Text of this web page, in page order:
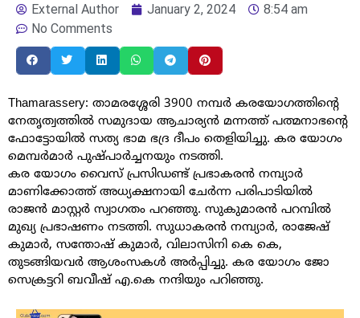
External Author January 2, 2024
8:54 am
No Comments
Thamarassery: താമരശ്ശേരി 3900 നമ്പർ കരയോഗത്തിന്റെ
നേതൃത്വത്തിൽ സമുദായ ആചാര്യൻ മന്നത്ത് പത്മനാഭന്റെ
ഫോട്ടോയിൽ സത്യ ഭാമ ഭദ്ര ദീപം തെളിയിച്ചു. കര യോഗം
മെമ്പർമാർ പുഷ്പാർച്ചനയും നടത്തി.
കര യോഗം വൈസ് പ്രസിഡണ്ട് പ്രഭാകരൻ നമ്പ്യാർ
മാണിക്കോത്ത് അധ്യക്ഷനായി ചേർന്ന പരിപാടിയിൽ
രാജൻ മാസ്റ്റർ സ്വാഗതം പറഞ്ഞു. സുകുമാരൻ പറമ്പിൽ
മുഖ്യ പ്രഭാഷണം നടത്തി. സുധാകരൻ നമ്പ്യാർ, രാജേഷ്
കുമാർ, സന്തോഷ് കുമാർ, വിലാസിനി കെ കെ,
തുടങ്ങിയവർ ആശംസകൾ അർപ്പിച്ചു. കര യോഗം ജോ
സെക്രട്ടറി ബവീഷ് എ.കെ നന്ദിയും പറിഞ്ഞു.